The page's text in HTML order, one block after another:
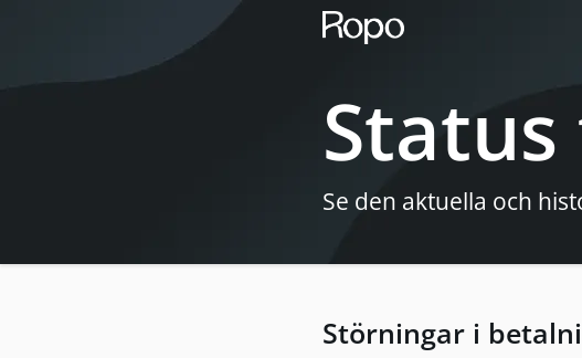
Se den aktuella och
Störningar i